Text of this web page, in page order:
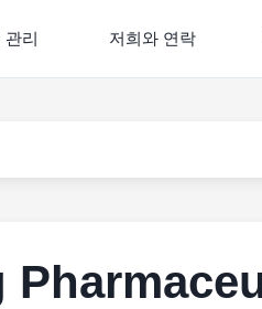
관리 저희와 연락